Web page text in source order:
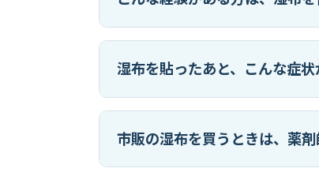
湿布を貼ったあと、こんな症
市販の湿布を買うときは、薬